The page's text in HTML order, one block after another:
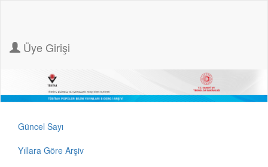
Üye Girişi
Güncel Sayı
Yıllara Göre Arşiv